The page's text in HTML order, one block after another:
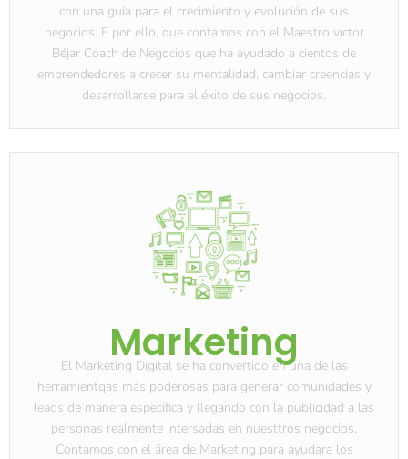
con una guía para el crecimiento y evolución de sus
negocios. E por ello, que contamos con el Maestro víctor
Béjar Coach de Negocios que ha ayudado a cientos de
emprendedores a crecer su mentalidad, cambiar creencias y
desarrollarse para el éxito de sus negocios.
Marketing
El Marketing Digital se ha convertido en una de las
herramientqas más poderosas para generar comunidades y
leads de manera específica y llegando con la publicidad a las
personas realmente intersadas en nuesttros negocios.
Contamos con el área de Marketing para ayudara los